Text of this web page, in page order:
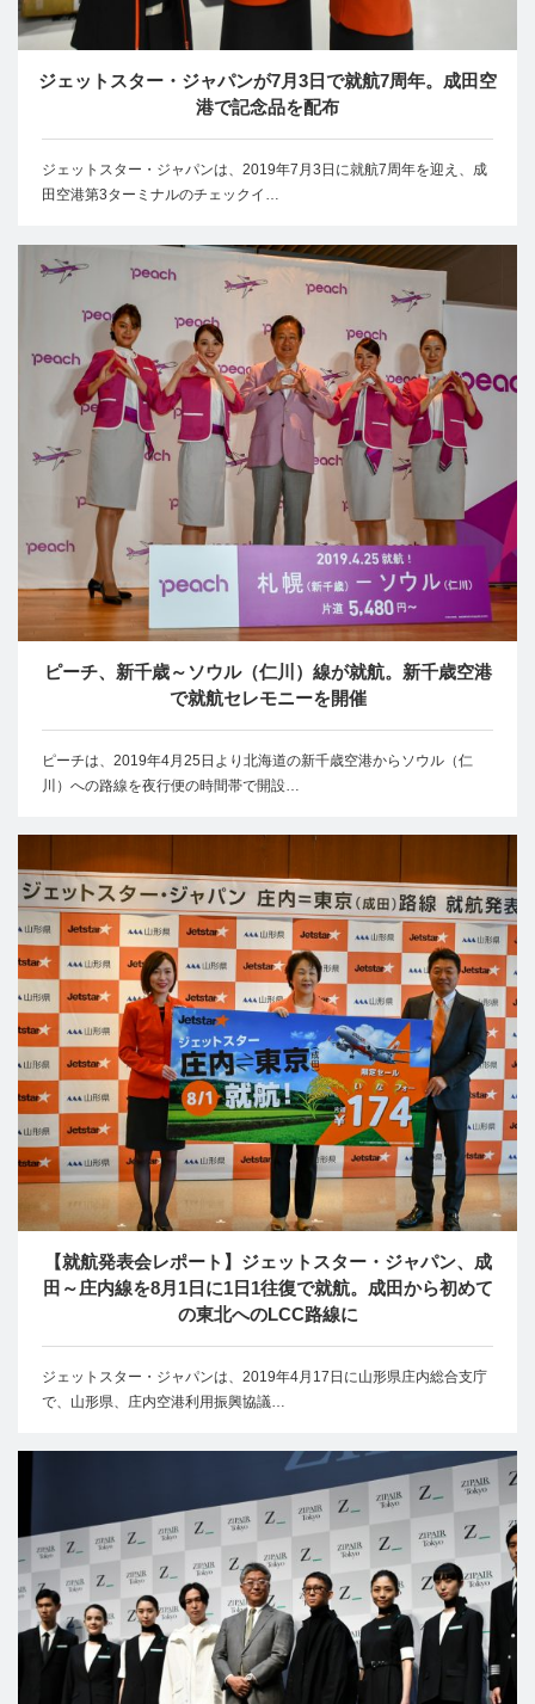
ジェットスター・ジャパンが7月3日で就航7周年。成田空
港で記念品を配布
ジェットスター・ジャパンは、2019年7月3日に就航7周年を迎え、成
田空港第3ターミナルのチェックイ…
ピーチ、新千歳～ソウル（仁川）線が就航。新千歳空港
で就航セレモニーを開催
ピーチは、2019年4月25日より北海道の新千歳空港からソウル（仁
川）への路線を夜行便の時間帯で開設…
【就航発表会レポート】ジェットスター・ジャパン、成
田～庄内線を8月1日に1日1往復で就航。成田から初めて
の東北へのLCC路線に
ジェットスター・ジャパンは、2019年4月17日に山形県庄内総合支庁
で、山形県、庄内空港利用振興協議…